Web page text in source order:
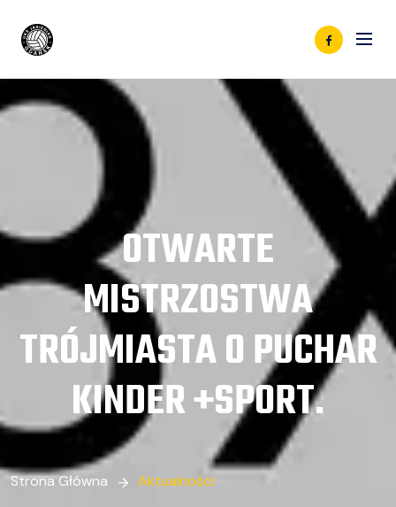
OTWARTE
MISTRZOSTWA
TRÓJMIASTA O PUCHAR
KINDER +SPORT.
Strona Główna Aktualności